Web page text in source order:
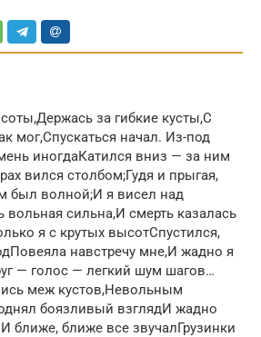
за гибкие кусты,С
мог,Спускаться начал. Из-под
иногдаКатился вниз — за ним
вился столбом;Гудя и прыгая,
был волной;И я висел над
вольная сильна,И смерть казалась
я с крутых высотСпустился,
навстречу мне,И жадно я
— голос — легкий шум шагов…
меж кустов,Невольным
боязливый взглядИ жадно
ближе, ближе все звучалГрузинки